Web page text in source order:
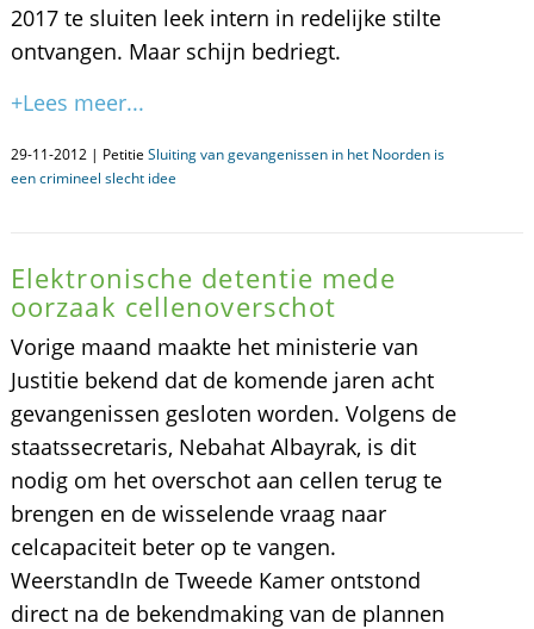
2017 te sluiten leek intern in redelijke stilte
ontvangen. Maar schijn bedriegt.
+Lees meer...
29-11-2012 | Petitie Sluiting van gevangenissen in het Noorden is
een crimineel slecht idee
Elektronische detentie mede
oorzaak cellenoverschot
Vorige maand maakte het ministerie van
Justitie bekend dat de komende jaren acht
gevangenissen gesloten worden. Volgens de
staatssecretaris, Nebahat Albayrak, is dit
nodig om het overschot aan cellen terug te
brengen en de wisselende vraag naar
celcapaciteit beter op te vangen.
WeerstandIn de Tweede Kamer ontstond
direct na de bekendmaking van de plannen